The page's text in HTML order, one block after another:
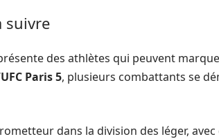
suivre
des athlètes qui peuvent
UFC Paris 5, plusieurs combattants se
dans la division des léger,